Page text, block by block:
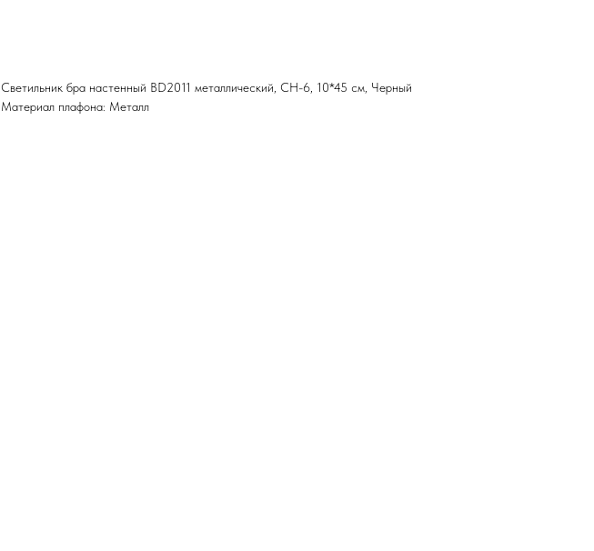
Светильник бра настенный BD2011 металлический, СН-6, 10*45 см, Черный
Материал плафона: Металл